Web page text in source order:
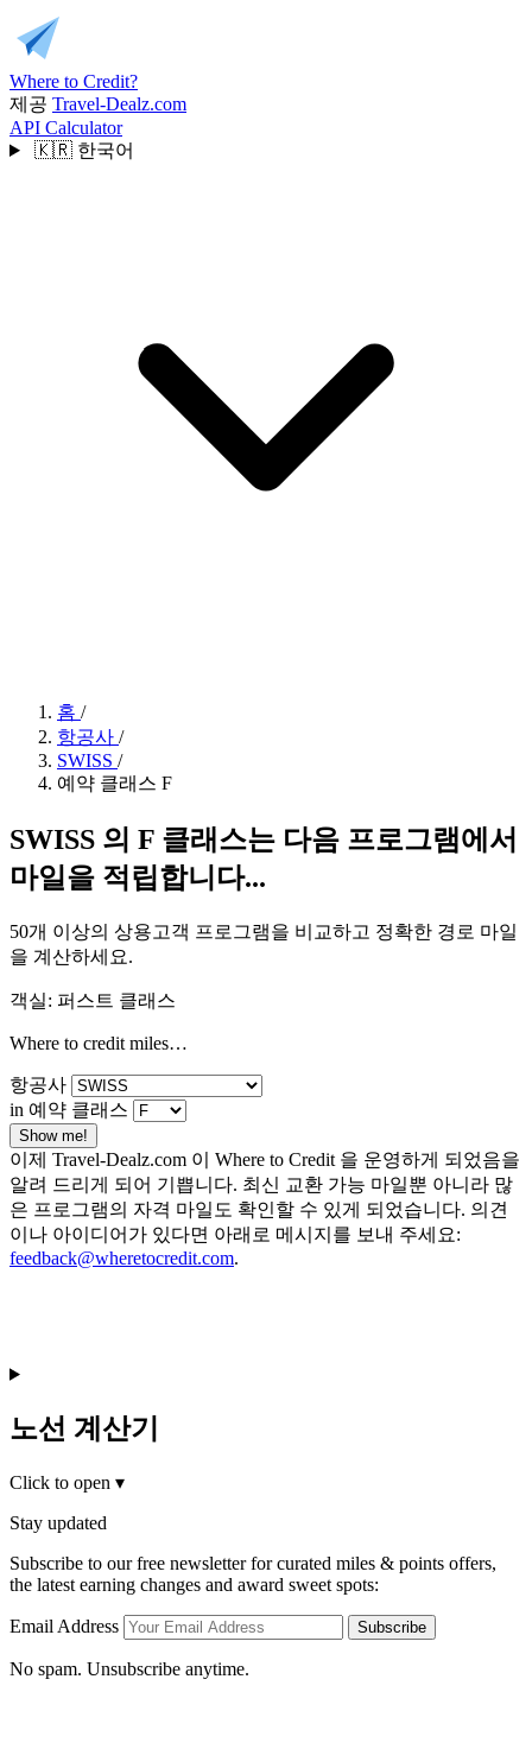
Where to Credit?
제공 Travel-Dealz.com
API Calculator
🇰🇷 한국어
홈 /
항공사 /
SWISS /
예약 클래스 F
SWISS 의 F 클래스는 다음 프로그램에서
마일을 적립합니다...
50개 이상의 상용고객 프로그램을 비교하고 정확한 경로 마일
을 계산하세요.
객실: 퍼스트 클래스
Where to credit miles…
항공사
in 예약 클래스
Show me!
이제 Travel-Dealz.com 이 Where to Credit 을 운영하게 되었음을
알려 드리게 되어 기쁩니다. 최신 교환 가능 마일뿐 아니라 많
은 프로그램의 자격 마일도 확인할 수 있게 되었습니다. 의견
이나 아이디어가 있다면 아래로 메시지를 보내 주세요:
feedback@wheretocredit.com.
노선 계산기
Click to open ▾
Stay updated
Subscribe to our free newsletter for curated miles & points offers,
the latest earning changes and award sweet spots:
Email Address Subscribe
No spam. Unsubscribe anytime.